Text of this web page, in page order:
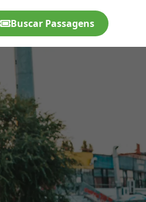
Buscar Passagens